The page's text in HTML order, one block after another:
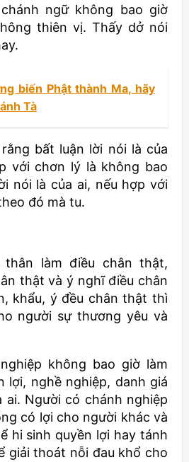
ngữ không bao giờ
thiên vị. Thấy dở nói
biến Phật thành Ma, hãy
Tà
bất luận lời nói là của
với chơn lý là không bao
nói là của ai, nếu hợp với
đó mà tu.
thân làm điều chân thật,
thật và ý nghĩ điều chân
khẩu, ý đều chân thật thì
người sự thương yêu và
không bao giờ làm
lợi, nghề nghiệp, danh giá
ai. Người có chánh nghiệp
có lợi cho người khác và
hi sinh quyền lợi hay tánh
giải thoát nỗi đau khổ cho